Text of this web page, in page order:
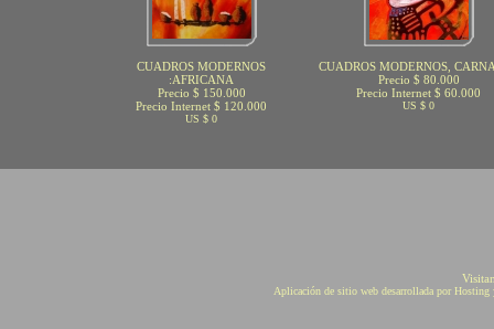
CUADROS MODERNOS
:AFRICANA
Precio $ 150.000
Precio Internet $ 120.000
US $ 0
CUADROS MODERNOS,
Precio $ 80.000
Precio Internet $ 60.000
US $ 0
Aplicación de sitio web desarrollada por